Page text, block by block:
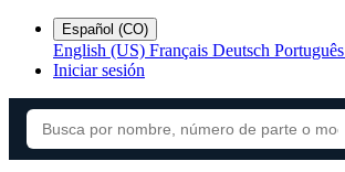
Español (CO)
English (US) Français Deutsch Português
Iniciar sesión